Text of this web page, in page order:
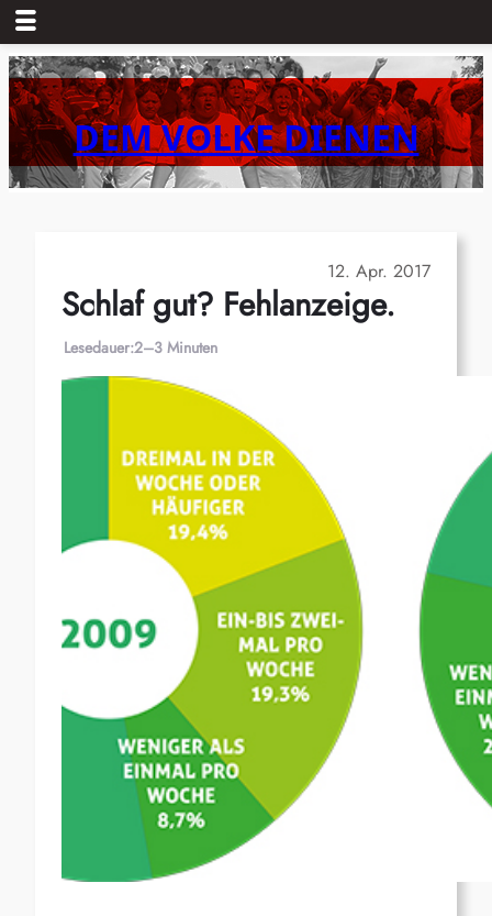
Zum
Inhalt
springenDEM VOLKE DIENEN
12. Apr. 2017
Schlaf gut? Fehlanzeige.
Lesedauer:2–3 Minuten